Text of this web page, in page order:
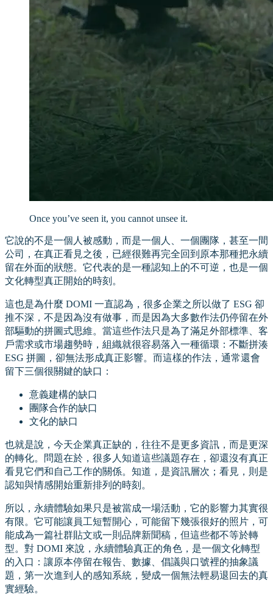
Once you’ve seen it, you cannot unsee it.
它說的不是一個人被感動，而是一個人、一個團隊，甚至一間
公司，在真正看見之後，已經很難再完全回到原本那種把永續
留在外面的狀態。它代表的是一種認知上的不可逆，也是一個
文化轉型真正開始的時刻。
這也是為什麼 DOMI 一直認為，很多企業之所以做了 ESG 卻
推不深，不是因為沒有做事，而是因為大多數作法仍停留在外
部驅動的拼圖式思維。當這些作法只是為了滿足外部標準、客
戶需求或市場趨勢時，組織就很容易落入一種循環：不斷拼湊
ESG 拼圖，卻無法形成真正影響。而這樣的作法，通常還會
留下三個很關鍵的缺口：
意義建構的缺口
團隊合作的缺口
文化的缺口
也就是說，今天企業真正缺的，往往不是更多資訊，而是更深
的轉化。問題在於，很多人知道這些議題存在，卻還沒有真正
看見它們和自己工作的關係。知道，是資訊層次；看見，則是
認知與情感開始重新排列的時刻。
所以，永續體驗如果只是被當成一場活動，它的影響力其實很
有限。它可能讓員工短暫開心，可能留下幾張很好的照片，可
能成為一篇社群貼文或一則品牌新聞稿，但這些都不等於轉
型。對 DOMI 來說，永續體驗真正的角色，是一個文化轉型
的入口：讓原本停留在報告、數據、倡議與口號裡的抽象議
題，第一次進到人的感知系統，變成一個無法輕易退回去的真
實經驗。